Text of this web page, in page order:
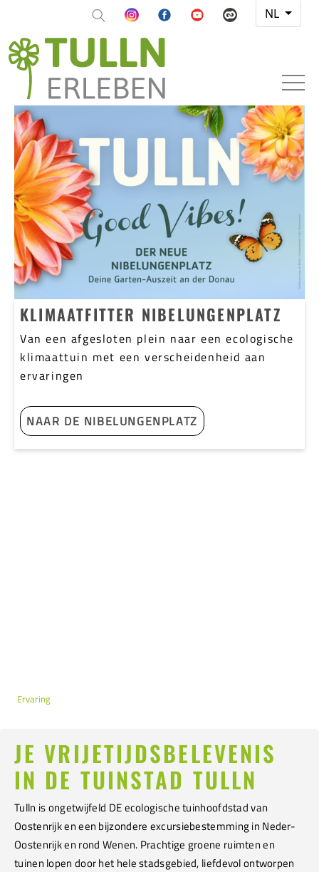
NL
KLIMAATFITTER NIBELUNGENPLATZ
Van een afgesloten plein naar een ecologische
klimaattuin met een verscheidenheid aan
ervaringen
NAAR DE NIBELUNGENPLATZ
Ervaring
JE VRIJETIJDSBELEVENIS
IN DE TUINSTAD TULLN
Tulln is ongetwijfeld DE ecologische tuinhoofdstad van
Oostenrijk en een bijzondere excursiebestemming in Neder-
Oostenrijk en rond Wenen. Prachtige groene ruimten en
tuinen lopen door het hele stadsgebied, liefdevol ontworpen